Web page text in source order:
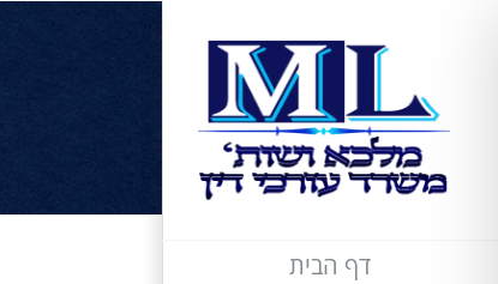
דף הבית